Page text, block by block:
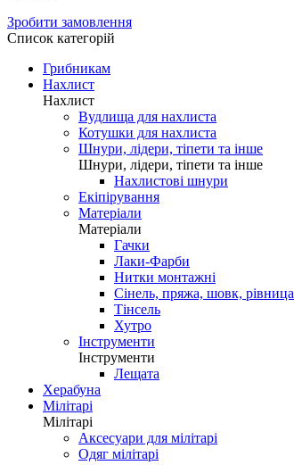
Зробити замовлення
Список категорій
Грибникам
Нахлист
Нахлист
Вудлища для нахлиста
Котушки для нахлиста
Шнури, лідери, тіпети та інше
Шнури, лідери, тіпети та інше
Нахлистові шнури
Екіпірування
Матеріали
Матеріали
Гачки
Лаки-Фарби
Нитки монтажні
Сінель, пряжа, шовк, рівница
Тінсель
Хутро
Інструменти
Інструменти
Лещата
Херабуна
Мілітарі
Мілітарі
Аксесуари для мілітарі
Одяг мілітарі